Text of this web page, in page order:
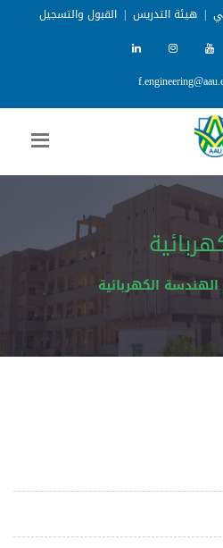
| هيئة التدريس | القبول والتسجيل
الكهربائية